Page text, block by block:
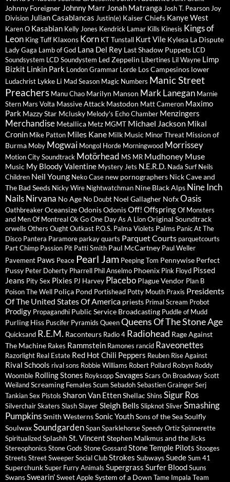
Johnny Foreigner Johnny Marr Jonah Matranga Josh T. Pearson Joy
Division Julian Casablancas Justin(e) Kaiser Chiefs Kanye West
Karen O Kasabian Kelly Jones Kendrick Lamar Kills Kinesis Kings of
Leon King Tuff Klaxons Korn KT Tunstall Kurt Vile Kylesa La Dispute
Lady Gaga Lamb of God Lana Del Rey Last Shadow Puppets LCD
Soundsystem LCD Soundystem Led Zeppelin Libertines Lil Wayne Limp
Bizkit Linkin Park London Grammar Lorde Los Campesinos lower
Ludachrist Lykke Li Mad Season Magic Numbers Manic Street
Preachers Manu Chao Marilyn Manson Mark Lanegan Marnie
Stern Mars Volta Massive Attack Mastodon Matt Cameron Maximo
Park Mazzy Star Mclusky Melody's Echo Chamber Menzingers
Merchandise Metallica Metz MGMT Michael Jackson Mikal
Cronin Mike Patton Miles Kane Milk Music Minor Threat Mission of
Burma Moby Mogwai Mongol Horde Morningwood Morrissey
Motion City Soundtrack Motörhead MS MR Mudhoney Muse
Music My Bloody Valentine Mystery Jets N.E.R.D. Nada Surf Neils
Children Neil Young Neko Case new pornographers Nick Cave and
The Bad Seeds Nicky Wire Nightwatchman Nine Black Alps Nine Inch
Nails Nirvana No Age No Doubt Noel Gallagher NofxOasis
OathbreakerOceansizeOdonis OdonisOff! OffspringOf Monsters
and MenOf MontrealOk GoOne Day As A LionOriginal Soundtrack
orwells Others OughtOutkast P.O.S. Palma Violets Palms Panic At The
Disco Pantera Paramore parkay quarts Parquet Courts parquetcourts
Part Chimp Passion Pit Patti Smith Paul McCartney Paul Weller
Pavement Paws Peace Pearl Jam Peeping Tom Pennywise Perfect
Pussy Peter Doherty Pharrell Phil Anselmo Phoenix Pink Floyd Pissed
Jeans Pity Sex Pixies PJ Harvey Placebo Plague Vendor Plan B
Poison The Well Poliça Pond Portishead Potty Mouth Praxis Presidents
Of The United States Of America priests Primal Scream Probot
Prodigy Propagandhi Public Service Broadcasting Puddle of Mudd
Purling Hiss Puscifer Pyramids QueenQueens Of The Stone Age
Quicksand R.E.M. Raconteurs Radio 4 Radiohead Rage Against
The Machine Rakes Rammstein Ramones rancid Raveonettes
Razorlight Real Estate Red Hot Chili Peppers Reuben Rise Against
Rival Schools rival sons Robbie Williams Robert Pollard Robyn Roddy
Woomble Rolling Stones RoyksoppSavagesScars On BroadwayScott
WeilandScreaming FemalesScum SebadohSebastien GraingerSerj
TankianSex Pistols Sharon Van EttenShellac Shins Sigur Ros
SilverchairSkaters SlashSlayerSleigh BellsSlipknotSliverSmashing
PumpkinsSmith WesternsSonic YouthSons of the SeaSoulfly
SoulwaxSoundgardenSpanSparklehorseSpeedy OrtizSpinnerette
SpiritualizedSplashh St. Vincent Stephen Malkmus and the Jicks
Stereophonics Stone Gods Stone GossardStone Temple Pilots Stooges
Streets Street Sweeper Social ClubStrokes SubwaysSuedeSum 41
SuperchunkSuper Furry Animals Supergrass Surfer BloodSuuns
SwansSwearin'Sweet AppleSystem of a Down Tame Impala Team